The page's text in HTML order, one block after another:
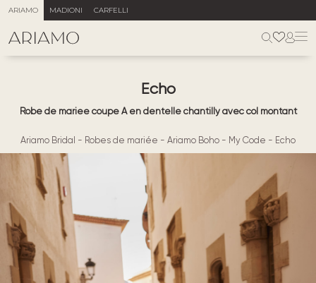
ARIAMO MADIONI CARFELLI
Echo
Robe de mariee coupe A en dentelle chantilly avec col montant
Ariamo Bridal - Robes de mariée - Ariamo Boho - My Code - Echo